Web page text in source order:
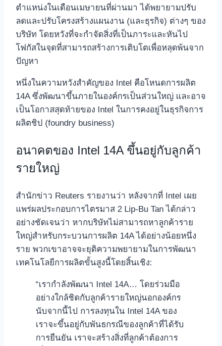
ตำแหน่งในเดือนเมษายนที่ผ่านมา ได้พยายามปรับ
ลดและปรับโครงสร้างแผนงาน (และธุรกิจ) ต่างๆ ของ
บริษัท โดยหวังที่จะกำจัดสิ่งที่เป็นภาระและหันไป
โฟกัสในจุดที่สามารถสร้างการเติบโตเพื่อหลุดพ้นจาก
ปัญหา
หนึ่งในความหวังสำคัญของ Intel คือโหนดการผลิต
14A ซึ่งพัฒนาขึ้นภายในองค์กรเป็นส่วนใหญ่ และอาจ
เป็นโอกาสสุดท้ายของ Intel ในการคงอยู่ในธุรกิจการ
ผลิตชิป (foundry business)
อนาคตของ Intel 14A ขึ้นอยู่กับลูกค้า
รายใหญ่
สำนักข่าว Reuters รายงานว่า หลังจากที่ Intel เผย
แพร่ผลประกอบการไตรมาส 2 Lip-Bu Tan ได้กล่าว
อย่างชัดเจนว่า หากบริษัทไม่สามารถหาลูกค้าราย
ใหญ่สำหรับกระบวนการผลิต 14A ได้อย่างน้อยหนึ่ง
ราย พวกเขาอาจจะยุติความพยายามในการพัฒนา
เทคโนโลยีการผลิตขั้นสูงนี้โดยสิ้นเชิง:
“เรากำลังพัฒนา Intel 14A… โดยร่วมมือ
อย่างใกล้ชิดกับลูกค้ารายใหญ่นอกองค์กร
นับจากนี้ไป การลงทุนใน Intel 14A ของ
เราจะขึ้นอยู่กับพันธกรณีของลูกค้าที่ได้รับ
การยืนยัน เราจะสร้างสิ่งที่ลูกค้าต้องการ